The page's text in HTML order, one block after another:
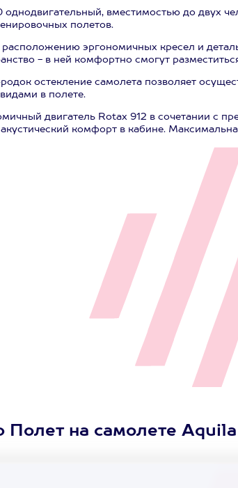
однодвигательный, вместимостью до двух
полетов.
эргономичных кресел и
- в ней комфортно смогут
остекление самолета позволяет
в полете.
двигатель Rotax 912 в сочетании с
комфорт в кабине.
Полет на самолете